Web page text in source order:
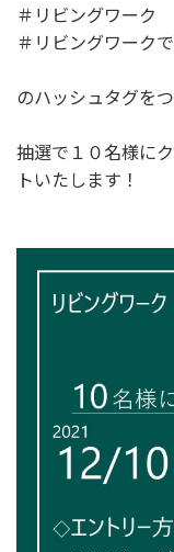
＃リビングワーク
＃リビングワーク
のハッシュタグを
抽選で１０名様に
トいたします！